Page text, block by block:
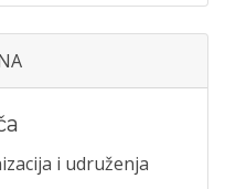
i udruženja